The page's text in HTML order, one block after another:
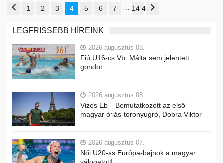
1 2 3 4 5 6 7 14 490
LEGFRISSEBB HÍREINK
2026 augusztus 08.
Fiú U16-os Vb: Málta sem jelentett
gondot
2026 augusztus 08.
Vizes Eb – Bemutatkozott az első
magyar óriás-toronyugró, Dobra Viktor
2026 augusztus 07.
Női U20-as Európa-bajnok a magyar